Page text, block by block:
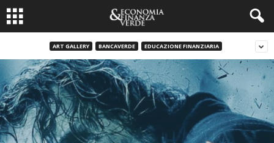
ART GALLERY BANCAVERDE EDUCAZIONE FINANZIARIA